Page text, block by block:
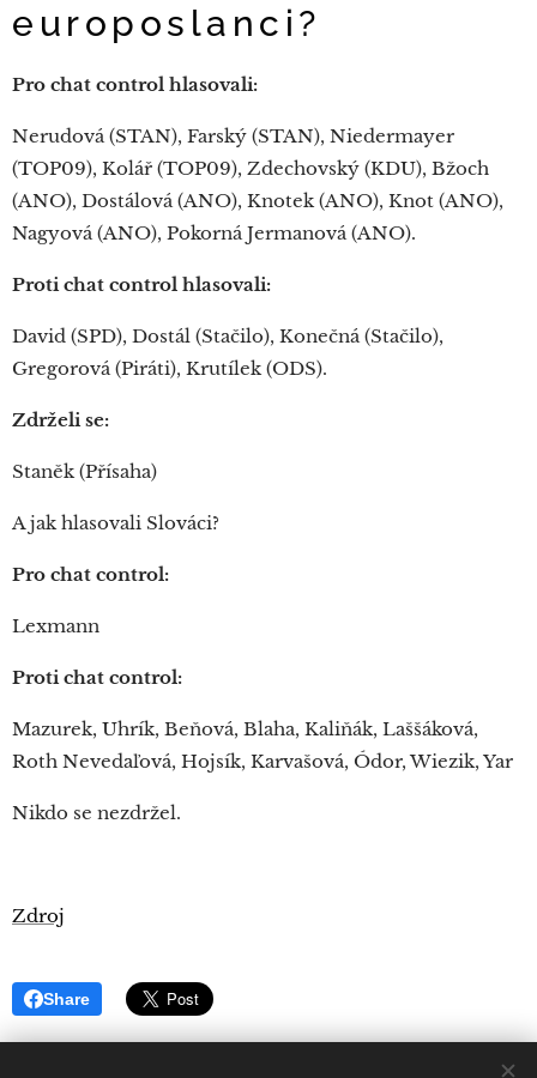
europoslanci?
Pro chat control hlasovali:
Nerudová (STAN), Farský (STAN), Niedermayer
(TOP09), Kolář (TOP09), Zdechovský (KDU), Bžoch
(ANO), Dostálová (ANO), Knotek (ANO), Knot (ANO),
Nagyová (ANO), Pokorná Jermanová (ANO).
Proti chat control hlasovali:
David (SPD), Dostál (Stačilo), Konečná (Stačilo),
Gregorová (Piráti), Krutílek (ODS).
Zdrželi se:
Staněk (Přísaha)
A jak hlasovali Slováci?
Pro chat control:
Lexmann
Proti chat control:
Mazurek, Uhrík, Beňová, Blaha, Kaliňák, Laššáková,
Roth Nevedaľová, Hojsík, Karvašová, Ódor, Wiezik, Yar
Nikdo se nezdržel.
Zdroj
Share